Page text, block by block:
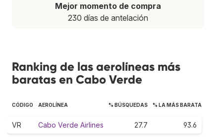
Mejor momento de compra
230 días de antelación
Ranking de las aerolíneas más
baratas en Cabo Verde
CÓDIGO AEROLÍNEA % BÚSQUEDAS % LA MÁS BARATA
VR Cabo Verde Airlines 27.7 93.6